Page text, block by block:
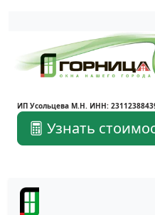
ИП Усольцева М.Н. ИНН:
Узнать